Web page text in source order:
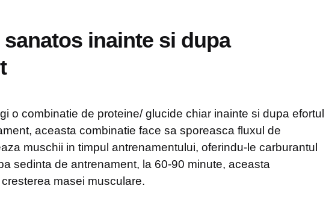
sanatos inainte si dupa
o combinatie de proteine/ glucide chiar inainte si dupa efortul
aceasta combinatie face sa sporeasca fluxul de
muschii in timpul antrenamentului, oferindu-le carburantul
sedinta de antrenament, la 60-90 minute, aceasta
masei musculare.